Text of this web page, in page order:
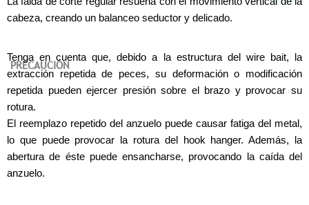
cabeza, creando un balanceo seductor y delicado.
PRECAUCIÓN
Tenga en cuenta que, debido a la estructura del wire bait, la
extracción repetida de peces, su deformación o modificación
repetida pueden ejercer presión sobre el brazo y provocar su
rotura.
El reemplazo repetido del anzuelo puede causar fatiga del metal,
lo que puede provocar la rotura del hook hanger. Además, la
abertura de éste puede ensancharse, provocando la caída del
anzuelo.